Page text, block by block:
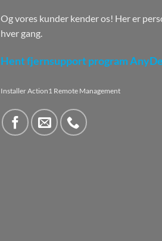
Og vores kunder kender os! Her er
hver gang.
Hent fjernsupport program
Installer Action1 Remote Management